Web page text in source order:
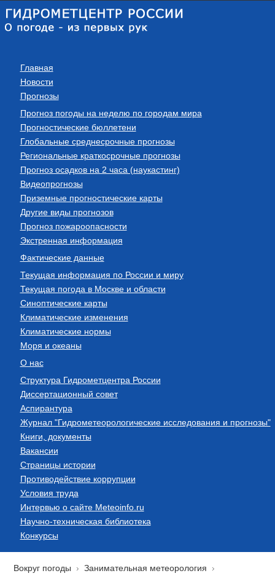
Главная
Новости
Прогнозы
Прогноз погоды на неделю по городам мира
Прогностические бюллетени
Глобальные среднесрочные прогнозы
Региональные краткосрочные прогнозы
Прогноз осадков на 2 часа (наукастинг)
Видеопрогнозы
Приземные прогностические карты
Другие виды прогнозов
Прогноз пожароопасности
Экстренная информация
Фактические данные
Текущая информация по России и миру
Текущая погода в Москве и области
Синоптические карты
Климатические изменения
Климатические нормы
Моря и океаны
О нас
Структура Гидрометцентра России
Диссертационный совет
Аспирантура
Журнал "Гидрометеорологические исследования и прогнозы"
Книги, документы
Вакансии
Страницы истории
Противодействие коррупции
Условия труда
Интервью о сайте Meteoinfo.ru
Научно-техническая библиотека
Конкурсы
Вокруг погоды
Занимательная метеорология